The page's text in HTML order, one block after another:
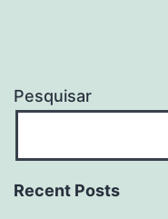
Pesquisar
Recent Posts